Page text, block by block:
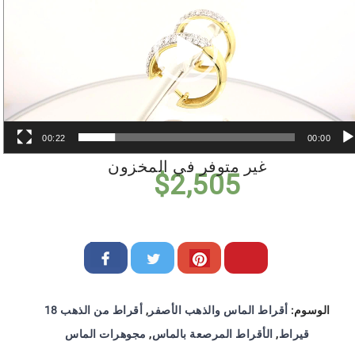
00:00
00:22
$2,505
غير متوفر في المخزون
الوسوم: أقراط الماس والذهب الأصفر ,
أقراط من الذهب 18
قيراط, الأقراط المرصعة بالماس, مجوهرات الماس